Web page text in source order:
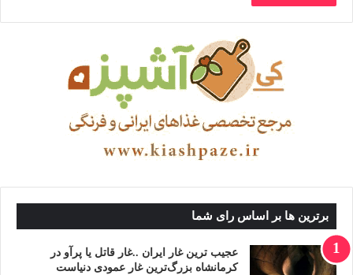
برترین ها بر اساس رای شما
عجیب ترین غار ایران ..غار قاتل یا پرآو در
کرمانشاه بزرگ‌ترین غار عمودی دنیاست